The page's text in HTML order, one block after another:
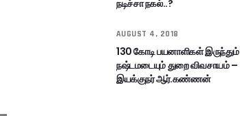
நடிச்சா நகல்..?
AUGUST 4, 2018
130 கோடி பயனாளிகள் இருந்தும்
நஷ்டமடையும் துறை விவசாயம் –
இயக்குநர் ஆர்.கண்ணன்